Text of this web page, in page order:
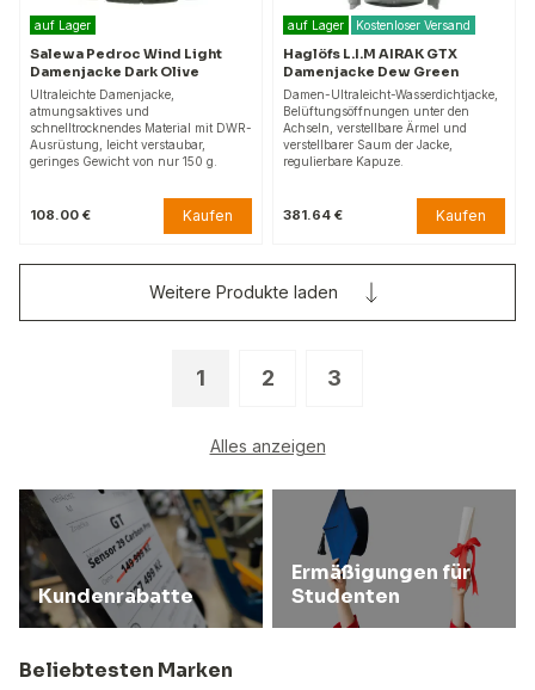
auf Lager
Salewa Pedroc Wind Light
Damenjacke Dark Olive
Ultraleichte Damenjacke,
atmungsaktives und
schnelltrocknendes Material mit DWR-
Ausrüstung, leicht verstaubar,
geringes Gewicht von nur 150 g.
108.00 € Kaufen
auf Lager Kostenloser Versand
Haglöfs L.I.M AIRAK GTX
Damenjacke Dew Green
Damen-Ultraleicht-Wasserdichtjacke,
Belüftungsöffnungen unter den
Achseln, verstellbare Ärmel und
verstellbarer Saum der Jacke,
regulierbare Kapuze.
381.64 € Kaufen
1 2 3
Alles anzeigen
Weitere Produkte laden
Kundenrabatte
Ermäßigungen für
Studenten
Beliebtesten Marken